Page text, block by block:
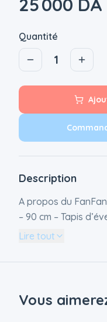
25 000 DA
Quantité
1
Description
A propos du
– 90 cm – Tapis
pouf tapis d’éveil
Le rembourrage
toujours s’allonger
arches amovibles
Lire tout
Vous